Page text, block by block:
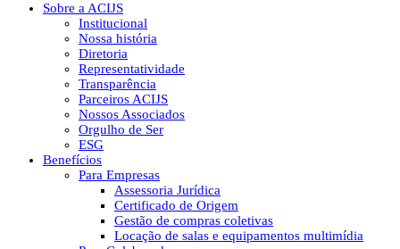
Sobre a ACIJS
Institucional
Nossa história
Diretoria
Representatividade
Transparência
Parceiros ACIJS
Nossos Associados
Orgulho de Ser
ESG
Benefícios
Para Empresas
Assessoria Jurídica
Certificado de Origem
Gestão de compras coletivas
Locação de salas e equipamentos multimídia